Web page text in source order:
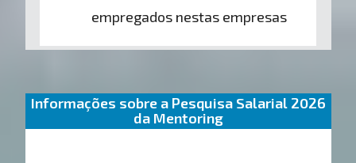
empregados nestas empresas
Informações sobre a Pesquisa Salarial 2026
da Mentoring